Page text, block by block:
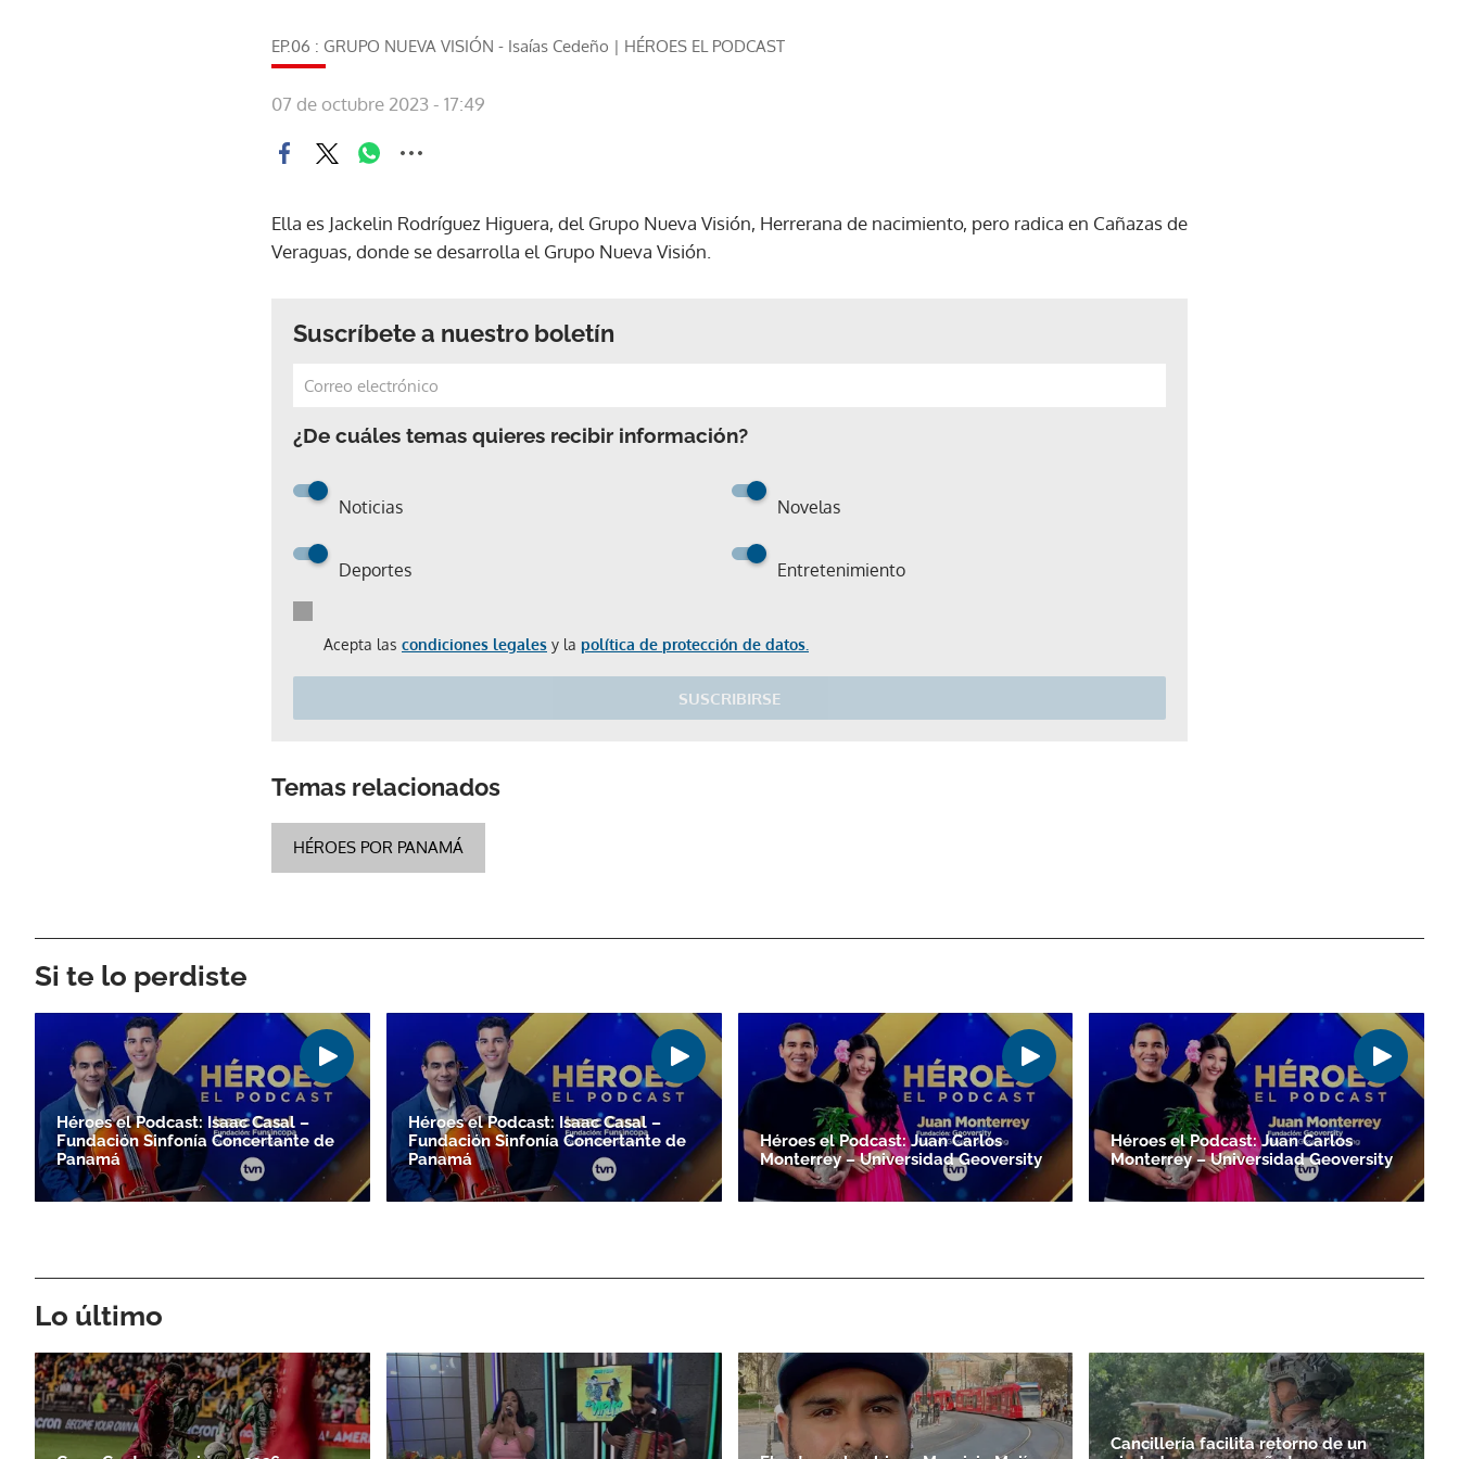
EP.06 : GRUPO NUEVA VISIÓN - Isaías Cedeño | HÉROES EL PODCAST
07 de octubre 2023 - 17:49
Ella es Jackelin Rodríguez Higuera, del Grupo Nueva Visión, Herrerana de nacimiento, pero radica en Cañazas de
Veraguas, donde se desarrolla el Grupo Nueva Visión.
Suscríbete a nuestro boletín
¿De cuáles temas quieres recibir información?
Noticias Novelas
Deportes Entretenimiento
Acepta las condiciones legales y la política de protección de datos.
SUSCRIBIRSE
Gracias por suscribirte a nuestro boletín.
Temas relacionados
HÉROES POR PANAMÁ
Si te lo perdiste
Héroes el Podcast: Isaac Casal –
Fundación Sinfonía Concertante de
Panamá
Héroes el Podcast: Isaac Casal –
Fundación Sinfonía Concertante de
Panamá
Héroes el Podcast: Juan Carlos
Monterrey – Universidad Geoversity
Héroes el Podcast: Juan Carlos
Monterrey – Universidad Geoversity
Lo último
Cancillería facilita retorno de un